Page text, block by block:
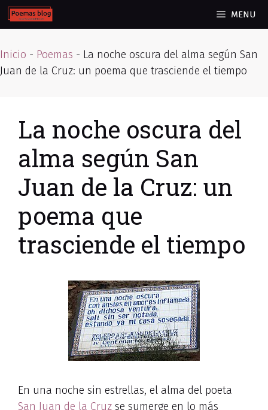
Skip
to
MENU
Inicio - Poemas - La noche oscura del alma según San
Juan de la Cruz: un poema que trasciende el tiempo
La noche oscura del
alma según San
Juan de la Cruz: un
poema que
trasciende el tiempo
En una noche sin estrellas, el alma del poeta
San Juan de la Cruz se sumerge en lo más